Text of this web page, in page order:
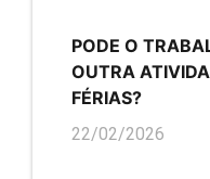
PODE O
OUTRA
FÉRIAS?
22/02/2026